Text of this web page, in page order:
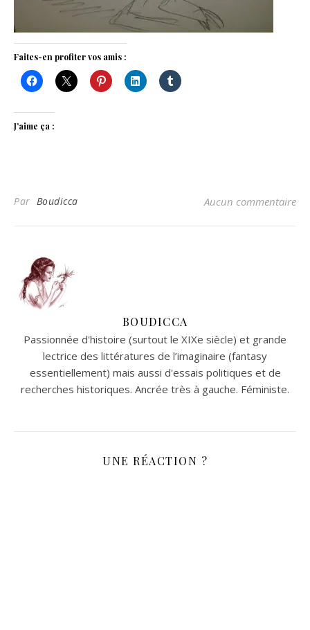
Faites-en profiter vos amis :
J’aime ça :
Par Boudicca Aucun commentaire
BOUDICCA
Passionnée d'histoire (surtout le XIXe siècle) et grande
lectrice des littératures de l’imaginaire (fantasy
essentiellement) mais aussi d'essais politiques et de
recherches historiques. Ancrée très à gauche. Féministe.
UNE RÉACTION ?